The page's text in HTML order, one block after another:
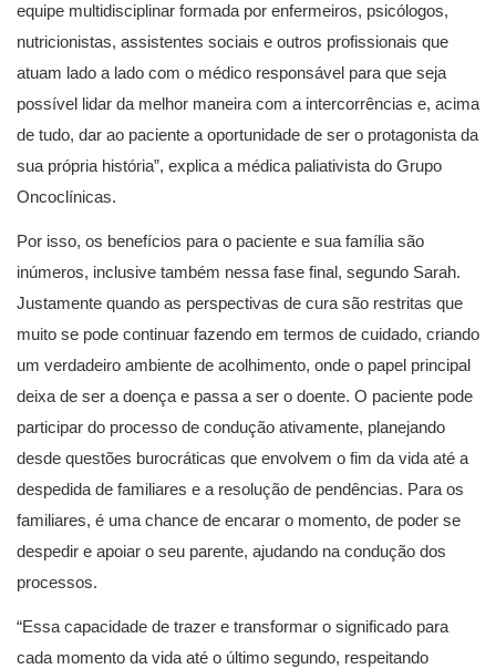
equipe multidisciplinar formada por enfermeiros, psicólogos,
nutricionistas, assistentes sociais e outros profissionais que
atuam lado a lado com o médico responsável para que seja
possível lidar da melhor maneira com a intercorrências e, acima
de tudo, dar ao paciente a oportunidade de ser o protagonista da
sua própria história”, explica a médica paliativista do Grupo
Oncoclínicas.
Por isso, os benefícios para o paciente e sua família são
inúmeros, inclusive também nessa fase final, segundo Sarah.
Justamente quando as perspectivas de cura são restritas que
muito se pode continuar fazendo em termos de cuidado, criando
um verdadeiro ambiente de acolhimento, onde o papel principal
deixa de ser a doença e passa a ser o doente. O paciente pode
participar do processo de condução ativamente, planejando
desde questões burocráticas que envolvem o fim da vida até a
despedida de familiares e a resolução de pendências. Para os
familiares, é uma chance de encarar o momento, de poder se
despedir e apoiar o seu parente, ajudando na condução dos
processos.
“Essa capacidade de trazer e transformar o significado para
cada momento da vida até o último segundo, respeitando